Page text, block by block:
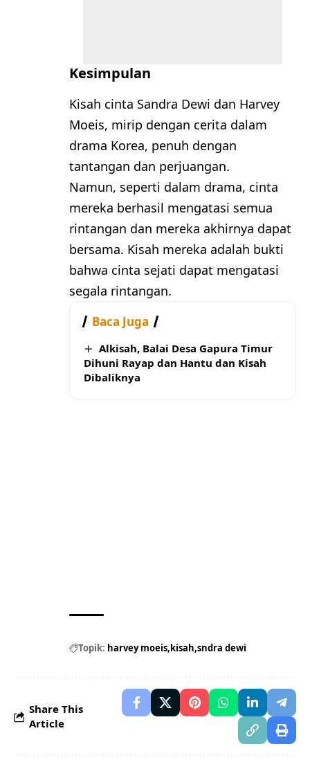
Kesimpulan
Kisah cinta Sandra Dewi dan Harvey
Moeis, mirip dengan cerita dalam
drama Korea, penuh dengan
tantangan dan perjuangan.
Namun, seperti dalam drama, cinta
mereka berhasil mengatasi semua
rintangan dan mereka akhirnya dapat
bersama. Kisah mereka adalah bukti
bahwa cinta sejati dapat mengatasi
segala rintangan.
Baca Juga
Alkisah, Balai Desa Gapura Timur
Dihuni Rayap dan Hantu dan Kisah
Dibaliknya
Topik: harvey moeis kisah sndra dewi
Share This
Article